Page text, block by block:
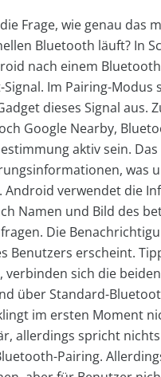
Frage, wie genau das
Bluetooth läuft? In
nach einem
Signal. Im Pairing-Modus
dieses Signal aus.
Google Nearby,
aktiv sein.
was
Android verwendet die
Namen und Bild des
Die
Benutzers erscheint.
verbinden sich die
über Standard-
im ersten Moment
allerdings spricht
Pairing.